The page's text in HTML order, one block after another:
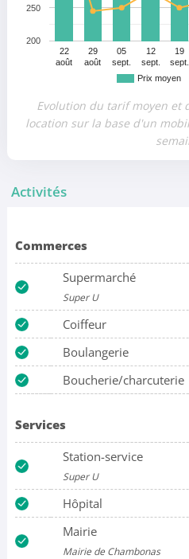
Prix moyen
22
août
29
août
05
sept.
12
sept.
19
sept.
200
250
Evolution du tarif moyen et
location sur la base d'un
Activités
Commerces
Supermarché
Super U
Coiffeur
Boulangerie
Boucherie/charcuterie
Services
Station-service
Super U
Hôpital
Mairie
Mairie de Chambonas